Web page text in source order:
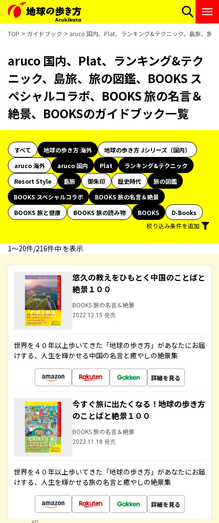
TOP ガイドブック aruco 国内、Plat、ランキング&テクニック、島旅、旅
aruco 国内、Plat、ランキング&テク
ニック、島旅、旅の図鑑、BOOKS ス
ペシャルコラボ、BOOKS 旅の名言＆
絶景、BOOKSのガイドブック一覧
すべて 地球の歩き方 海外
地球の歩き方 Jシリーズ（国内）
aruco 海外
aruco 国内 Plat
ランキング&テクニック
Resort Style
島旅 御朱印 歴史時代
旅の図鑑
BOOKS スペシャルコラボ
BOOKS 旅の名言＆絶景
BOOKS 旅と健康
BOOKS 旅の読み物 BOOKS
D-Books
絞り込み条件を追加
1〜20件/216件中 を表示
悠久の教えをひもとく中国のことばと
絶景１００
BOOKS 旅の名言＆絶景
2022.12.15 発売
世界を４０年以上歩いてきた「地球の歩き方」があなたにお届
けする、人生を輝かせる中国の名言と癒やしの絶景集
詳細を見る
今すぐ旅に出たくなる！地球の歩き方
のことばと絶景１００
BOOKS 旅の名言＆絶景
2022.11.18 発売
世界を４０年以上歩いてきた「地球の歩き方」があなたにお届
けする、人生を輝かせる旅の名言と癒やしの絶景集
詳細を見る